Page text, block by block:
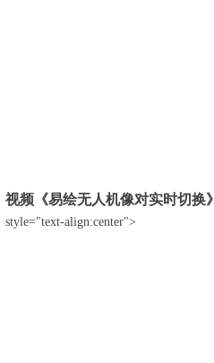
视频《易绘无人机像对实时切换》
style="text-align:center">